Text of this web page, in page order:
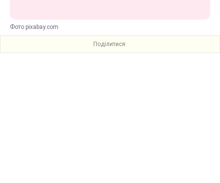
Фото pixabay.com
Поділитися: